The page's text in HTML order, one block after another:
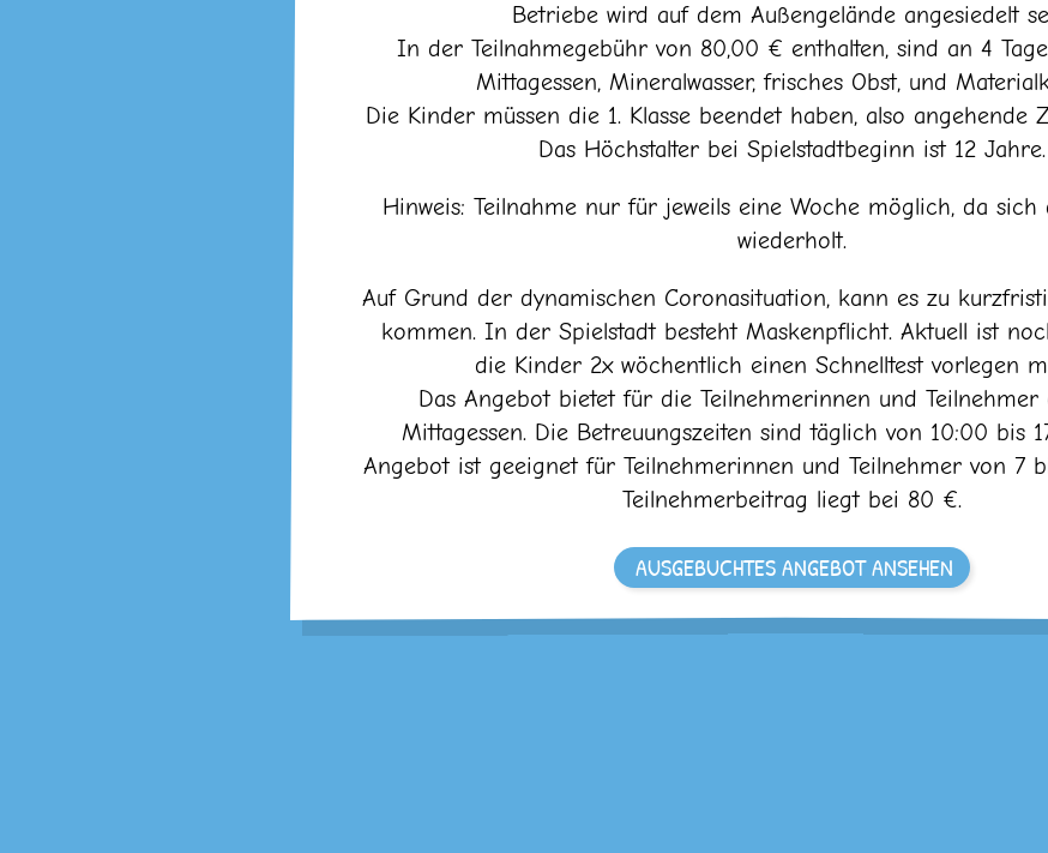
Betriebe wird auf dem Außengelände angesiedelt
In der Teilnahmegebühr von 80,00 € enthalten, sind an 4
Mittagessen, Mineralwasser, frisches Obst, und
Die Kinder müssen die 1. Klasse beendet haben, also angehende
Das Höchstalter bei Spielstadtbeginn ist 12 Jahre.
Hinweis: Teilnahme nur für jeweils eine Woche möglich, da
wiederholt.
Auf Grund der dynamischen Coronasituation, kann es zu
kommen. In der Spielstadt besteht Maskenpflicht. Aktuell ist
die Kinder 2x wöchentlich einen Schnelltest vorlegen
Das Angebot bietet für die Teilnehmerinnen und Teilnehmer
Mittagessen. Die Betreuungszeiten sind täglich von 10:00 bis
Angebot ist geeignet für Teilnehmerinnen und Teilnehmer von 7
Teilnehmerbeitrag liegt bei 80 €.
AUSGEBUCHTES ANGEBOT ANSEHEN